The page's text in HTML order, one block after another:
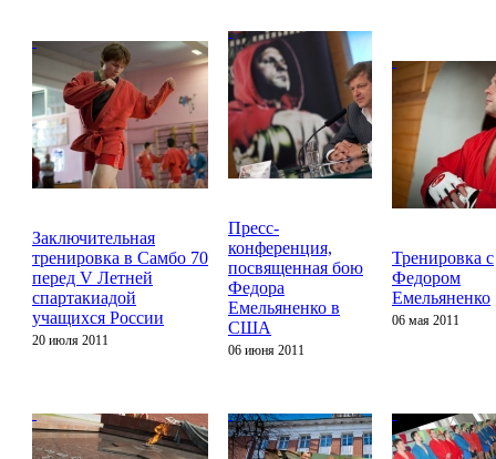
Заключительная
тренировка в Самбо 70
перед V Летней
спартакиадой
учащихся России
20 июля 2011
Пресс-
конференция,
посвященная бою
Федора
Емельяненко в
США
06 июня 2011
Тренировка с
Федором
Емельяненко
06 мая 2011